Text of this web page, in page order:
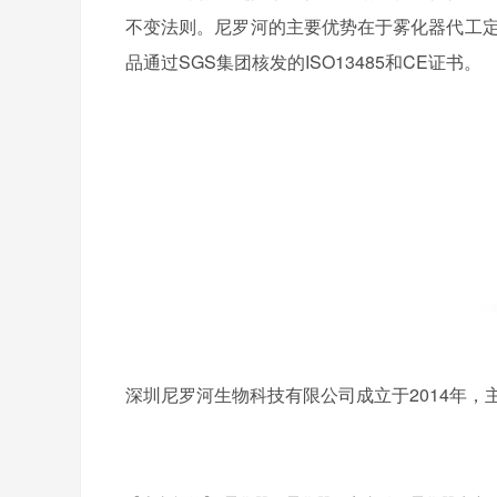
不变法则。尼罗河的主要优势在于雾化器代工
品通过SGS集团核发的ISO13485和CE证书。
深圳尼罗河生物科技有限公司成立于2014年